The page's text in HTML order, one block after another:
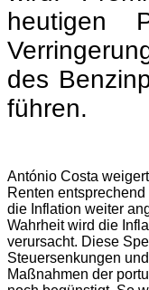
António Costa
Renten
die Inflation weiter
Wahrheit wird die
verursacht. Diese
noch begünstigt. So
wo die Senkung der
Ölkonzernen zur
genutzt wird, so
Gewinne auf Kosten
Sanktionen